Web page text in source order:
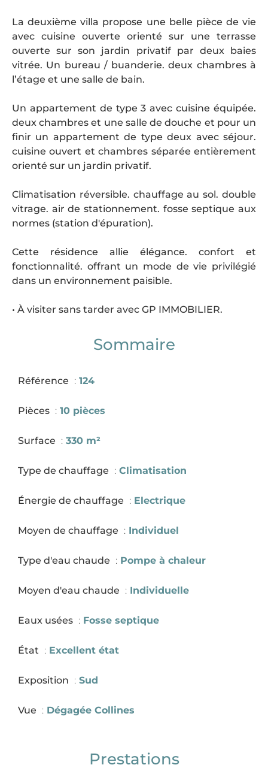
La deuxième villa propose une belle pièce de vie
avec cuisine ouverte orienté sur une terrasse
ouverte sur son jardin privatif par deux baies
vitrée. Un bureau / buanderie. deux chambres à
l’étage et une salle de bain.
Un appartement de type 3 avec cuisine équipée.
deux chambres et une salle de douche et pour un
finir un appartement de type deux avec séjour.
cuisine ouvert et chambres séparée entièrement
orienté sur un jardin privatif.
Climatisation réversible. chauffage au sol. double
vitrage. air de stationnement. fosse septique aux
normes (station d'épuration).
Cette résidence allie élégance. confort et
fonctionnalité. offrant un mode de vie privilégié
dans un environnement paisible.
• À visiter sans tarder avec GP IMMOBILIER.
Sommaire
Référence 124
Pièces 10 pièces
Surface 330 m²
Type de chauffage Climatisation
Énergie de chauffage Electrique
Moyen de chauffage Individuel
Type d'eau chaude Pompe à chaleur
Moyen d'eau chaude Individuelle
Eaux usées Fosse septique
État Excellent état
Exposition Sud
Vue Dégagée Collines
Prestations